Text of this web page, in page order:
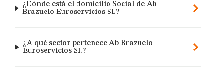
¿Dónde está el domicilio Social de Ab
Brazuelo Euroservicios Sl.?
¿A qué sector pertenece Ab Brazuelo
Euroservicios Sl.?